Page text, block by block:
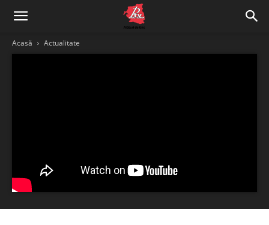
Acasă Actualitate